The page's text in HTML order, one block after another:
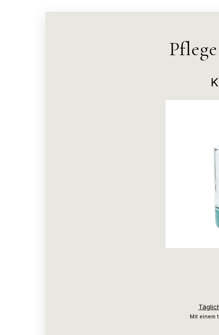
Mit einem